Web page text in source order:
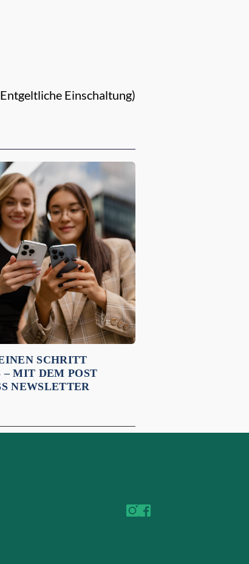
Einschaltung)
SCHRITT
– MIT DEM POST
NEWSLETTER